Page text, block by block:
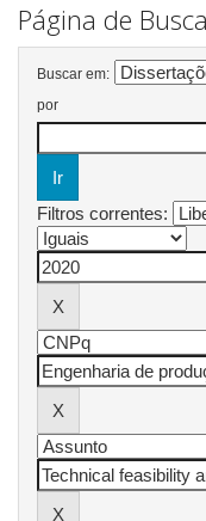
Página de Busca
Buscar em:
por
Filtros correntes: